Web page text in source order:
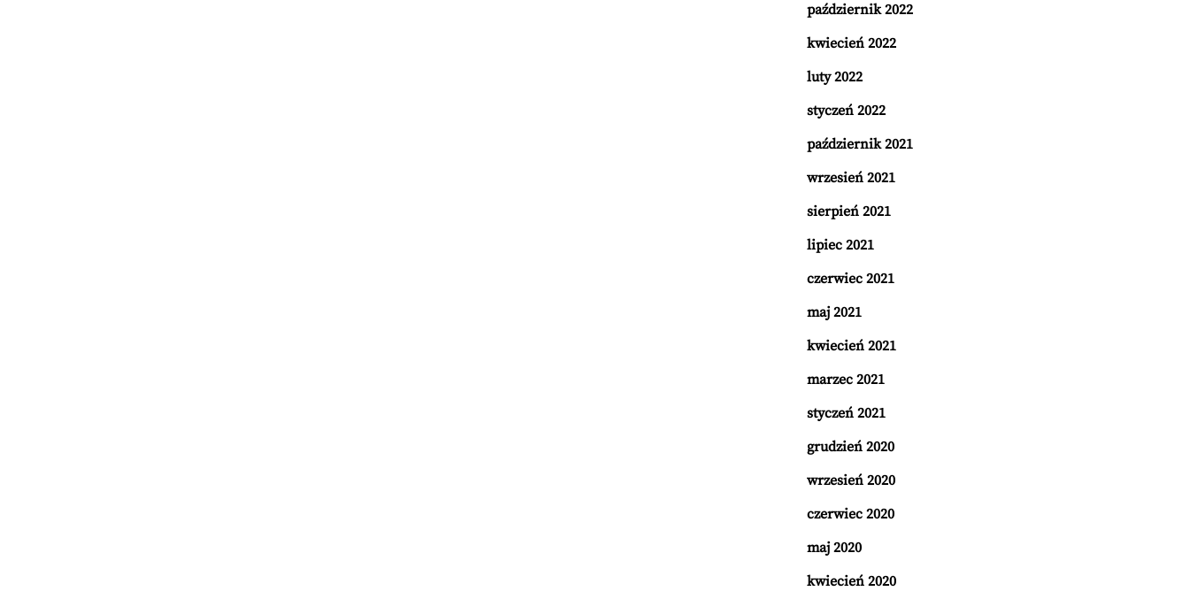
październik 2022
kwiecień 2022
luty 2022
styczeń 2022
październik 2021
wrzesień 2021
sierpień 2021
lipiec 2021
czerwiec 2021
maj 2021
kwiecień 2021
marzec 2021
styczeń 2021
grudzień 2020
wrzesień 2020
czerwiec 2020
maj 2020
kwiecień 2020